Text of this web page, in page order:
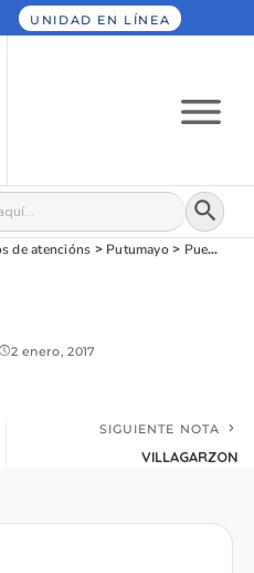
UNIDAD EN LÍNEA
Botón
de atencións > Putumayo> Puerto Asís
2 enero, 2017
SIGUIENTE NOTA
VILLAGARZON